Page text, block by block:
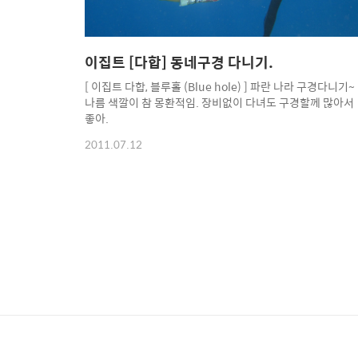
이집트 [다합] 동네구경 다니기.
[ 이집트 다합, 블루홀 (Blue hole) ] 파란 나라 구경다니기~
나름 색깔이 참 몽환적임. 장비없이 다녀도 구경할께 많아서
좋아.
2011.07.12